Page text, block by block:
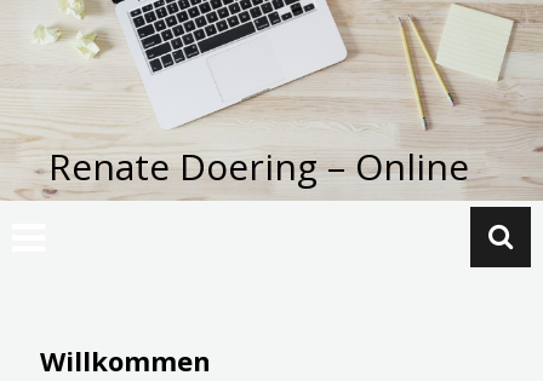
Inhalt
springen
Renate Doering – Online
Willkommen